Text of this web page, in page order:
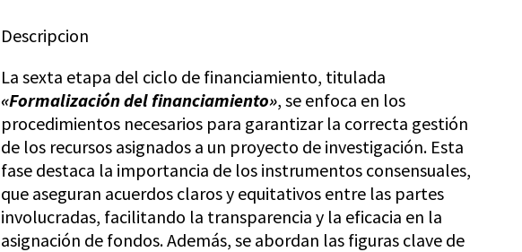
Descripcion
La sexta etapa del ciclo de financiamiento, titulada
«Formalización del financiamiento», se enfoca en los
procedimientos necesarios para garantizar la correcta gestión
de los recursos asignados a un proyecto de investigación. Esta
fase destaca la importancia de los instrumentos consensuales,
que aseguran acuerdos claros y equitativos entre las partes
involucradas, facilitando la transparencia y la eficacia en la
asignación de fondos. Además, se abordan las figuras clave de